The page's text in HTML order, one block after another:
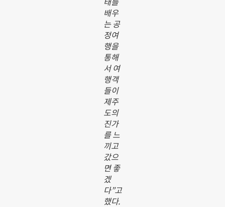
배우
는 공
정여
행을
통해
서 여
행객
들이
제주
도의
진가
를 느
끼고
갔으
면 좋
겠
다”고
했다.